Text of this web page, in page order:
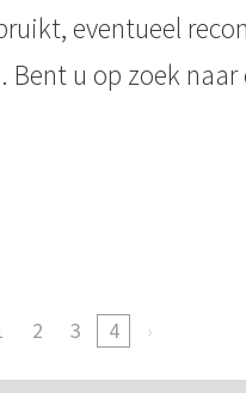
eventueel
u op zoek
2 3 4